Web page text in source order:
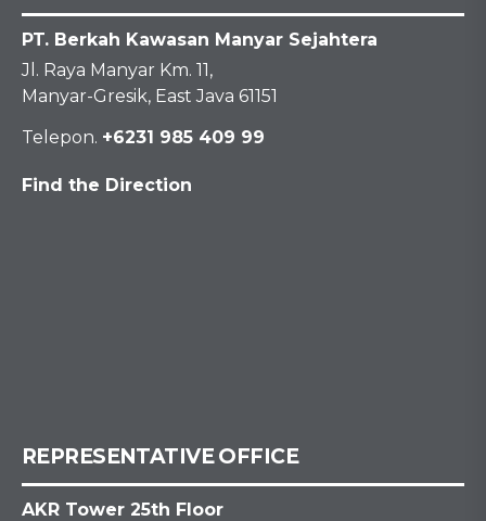
PT. Berkah Kawasan Manyar Sejahtera
Jl. Raya Manyar Km. 11,
Manyar-Gresik, East Java 61151
Telepon. +6231 985 409 99
Find the Direction
REPRESENTATIVE OFFICE
AKR Tower 25th Floor